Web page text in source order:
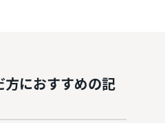
方におすすめの記